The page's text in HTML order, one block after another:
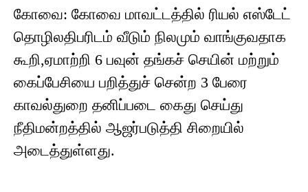
கோவை: கோவை மாவட்டத்தில் ரியல் எஸ்டேட்
தொழிலதிபரிடம் வீடும் நிலமும் வாங்குவதாக
கூறி,ஏமாற்றி 6 பவுன் தங்கச் செயின் மற்றும்
கைப்பேசியை பறித்துச் சென்ற 3 பேரை
காவல்துறை தனிப்படை கைது செய்து
நீதிமன்றத்தில் ஆஜர்படுத்தி சிறையில்
அடைத்துள்ளது.